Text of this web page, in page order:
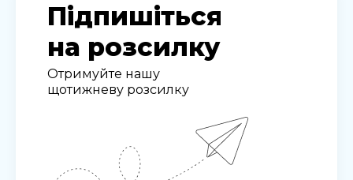
Підпишіться
на розсилку
Отримуйте нашу
щотижневу розсилку